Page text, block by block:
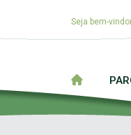
Seja bem-